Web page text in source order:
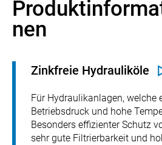
nen
Zinkfreie Hydrauliköle
Für Hydraulikanlagen, welche
Betriebsdruck und hohe
Besonders effizienter Schutz
sehr gute Filtrierbarkeit und